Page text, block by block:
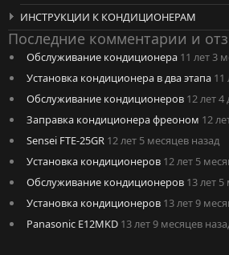
ИНСТРУКЦИИ К КОНДИЦИОНЕРАМ
Последние комментарии и
Обслуживание кондиционера 11 лет 3
Установка кондиционера в два этапа 11
Обслуживание кондиционеров 12 лет 4
Заправка кондиционера фреоном 12
Sensei FTE-25GR 12 лет 5 месяцев назад
Установка кондиционеров 12 лет 5
Обслуживание кондиционеров 13 лет
Установка кондиционеров 13 лет 9
Panasonic E12MKD 13 лет 9 месяцев